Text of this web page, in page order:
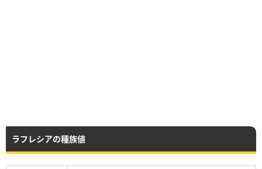
ラフレシアの種族値